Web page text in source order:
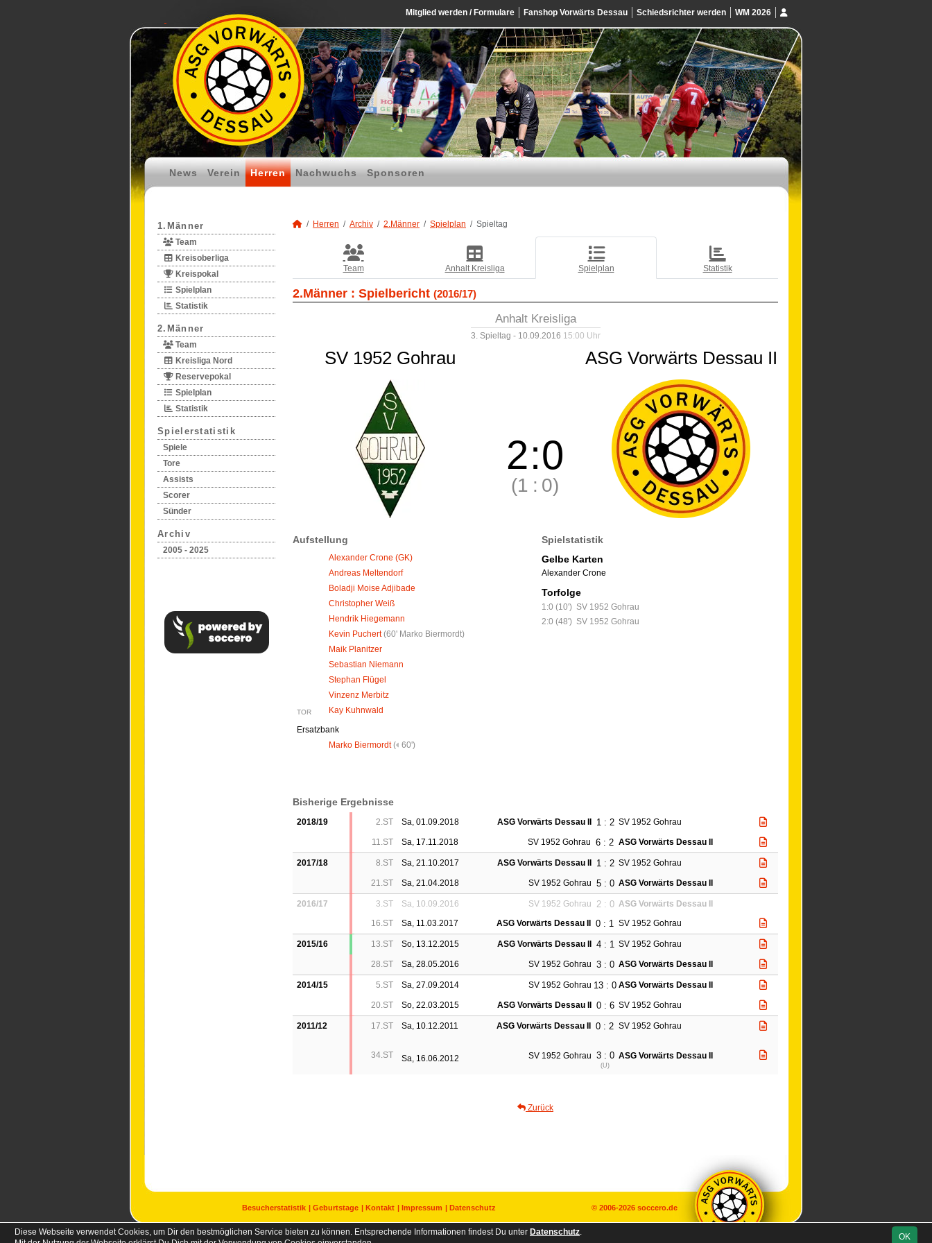
Mitglied werden / Formulare Fanshop Vorwärts Dessau Schiedsrichter werden WM 2026
News Verein Herren Nachwuchs Sponsoren
1.Männer
Team
Kreisoberliga
Kreispokal
Spielplan
Statistik
2.Männer
Team
Kreisliga Nord
Reservepokal
Spielplan
Statistik
Spielerstatistik
Spiele
Tore
Assists
Scorer
Sünder
Archiv
2005 - 2025
Herren Archiv 2.Männer Spielplan Spieltag
Team Anhalt Kreisliga Spielplan Statistik
2.Männer : Spielbericht (2016/17)
Anhalt Kreisliga
3. Spieltag - 10.09.2016 15:00 Uhr
SV 1952 Gohrau ASG Vorwärts Dessau II
2:0
(1 : 0)
Aufstellung
Alexander Crone (GK)
Andreas Meltendorf
Boladji Moise Adjibade
Christopher Weiß
Hendrik Hiegemann
Kevin Puchert (60' Marko Biermordt)
Maik Planitzer
Sebastian Niemann
Stephan Flügel
Vinzenz Merbitz
TOR
Kay Kuhnwald
Ersatzbank
Marko Biermordt ( 60')
Spielstatistik
Gelbe Karten
Alexander Crone
Torfolge
1:0 (10') SV 1952 Gohrau
2:0 (48') SV 1952 Gohrau
Bisherige Ergebnisse
2018/19 2.ST Sa, 01.09.2018 ASG Vorwärts Dessau II 1 : 2 SV 1952 Gohrau
11.ST Sa, 17.11.2018 SV 1952 Gohrau 6 : 2 ASG Vorwärts Dessau II
2017/18 8.ST Sa, 21.10.2017 ASG Vorwärts Dessau II 1 : 2 SV 1952 Gohrau
21.ST Sa, 21.04.2018 SV 1952 Gohrau 5 : 0 ASG Vorwärts Dessau II
2016/17 3.ST Sa, 10.09.2016 SV 1952 Gohrau 2 : 0 ASG Vorwärts Dessau II
16.ST
Sa, 11.03.2017 ASG Vorwärts Dessau II 0 : 1 SV 1952 Gohrau
2015/16 13.ST So, 13.12.2015 ASG Vorwärts Dessau II 4 : 1 SV 1952 Gohrau
28.ST Sa, 28.05.2016 SV 1952 Gohrau 3 : 0 ASG Vorwärts Dessau II
2014/15 5.ST Sa, 27.09.2014 SV 1952 Gohrau 13 : 0 ASG Vorwärts Dessau II
20.ST So, 22.03.2015 ASG Vorwärts Dessau II 0 : 6 SV 1952 Gohrau
2011/12 17.ST Sa, 10.12.2011 ASG Vorwärts Dessau II 0 : 2 SV 1952 Gohrau
34.ST Sa, 16.06.2012 SV 1952 Gohrau 3 : 0
(U)
ASG Vorwärts Dessau II
Zurück
Besucherstatistik Geburtstage Kontakt Impressum Datenschutz © 2006-2026 soccero.de
OK
Diese Webseite verwendet Cookies, um Dir den bestmöglichen Service bieten zu können. Entsprechende Informationen findest Du unter Datenschutz.